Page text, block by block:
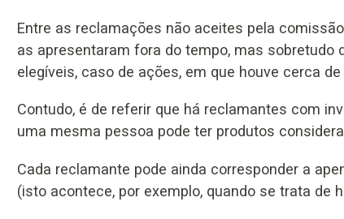
Entre as reclamações não aceites pela
as apresentaram fora do tempo, mas
elegíveis, caso de ações, em que houve cerca
Contudo, é de referir que há reclamantes com
uma mesma pessoa pode ter produtos
Cada reclamante pode ainda corresponder a
(isto acontece, por exemplo, quando se trata de